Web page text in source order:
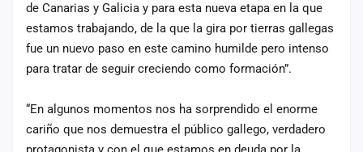
de Canarias y Galicia y para esta nueva etapa en la que
estamos trabajando, de la que la gira por tierras gallegas
fue un nuevo paso en este camino humilde pero intenso
para tratar de seguir creciendo como formación”.
“En algunos momentos nos ha sorprendido el enorme
cariño que nos demuestra el público gallego, verdadero